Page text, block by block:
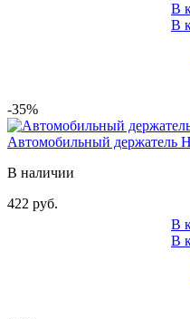
В
В
-35%
Автомобильный держатель
В наличии
422 руб.
В
В